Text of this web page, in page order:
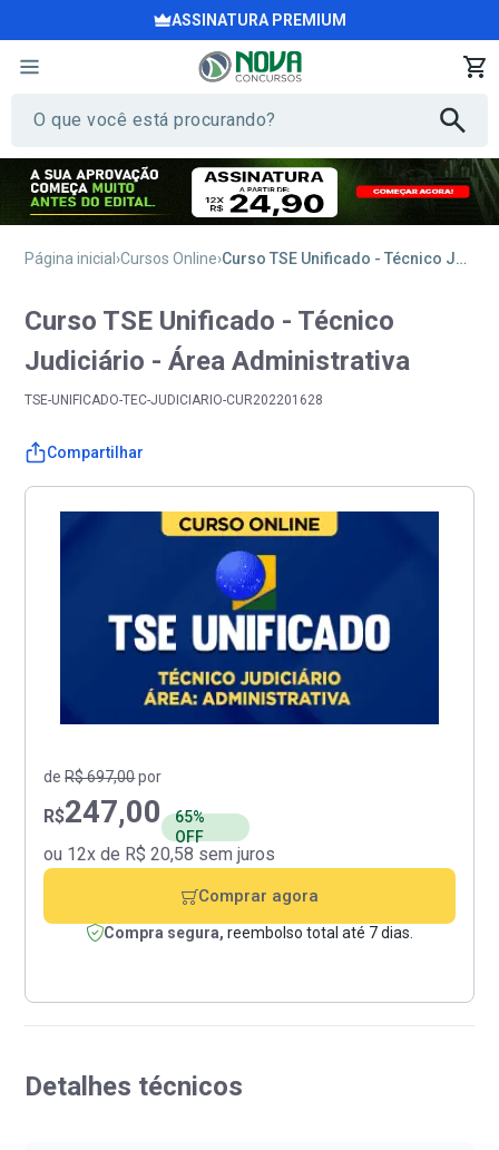
ASSINATURA PREMIUM
Página inicial Cursos Online Curso TSE Unificado - Técnico Judiciário - Área Administrativa
Curso TSE Unificado - Técnico
Judiciário - Área Administrativa
TSE-UNIFICADO-TEC-JUDICIARIO-CUR202201628
Compartilhar
Detalhes técnicos
deR$ 697,00por
R$247,00
65%
OFF
ou 12x de R$ 20,58 sem juros
Comprar agora
Compra segura, reembolso total até 7 dias.